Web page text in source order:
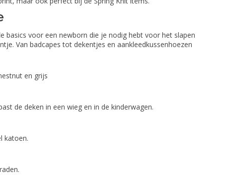
basics voor een newborn die je nodig hebt voor het slapen
Van badcapes tot dekentjes en aankleedkussenhoezen
en grijs
de deken in een wieg en in de kinderwagen.
katoen.